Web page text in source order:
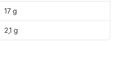
17 g
2,1 g